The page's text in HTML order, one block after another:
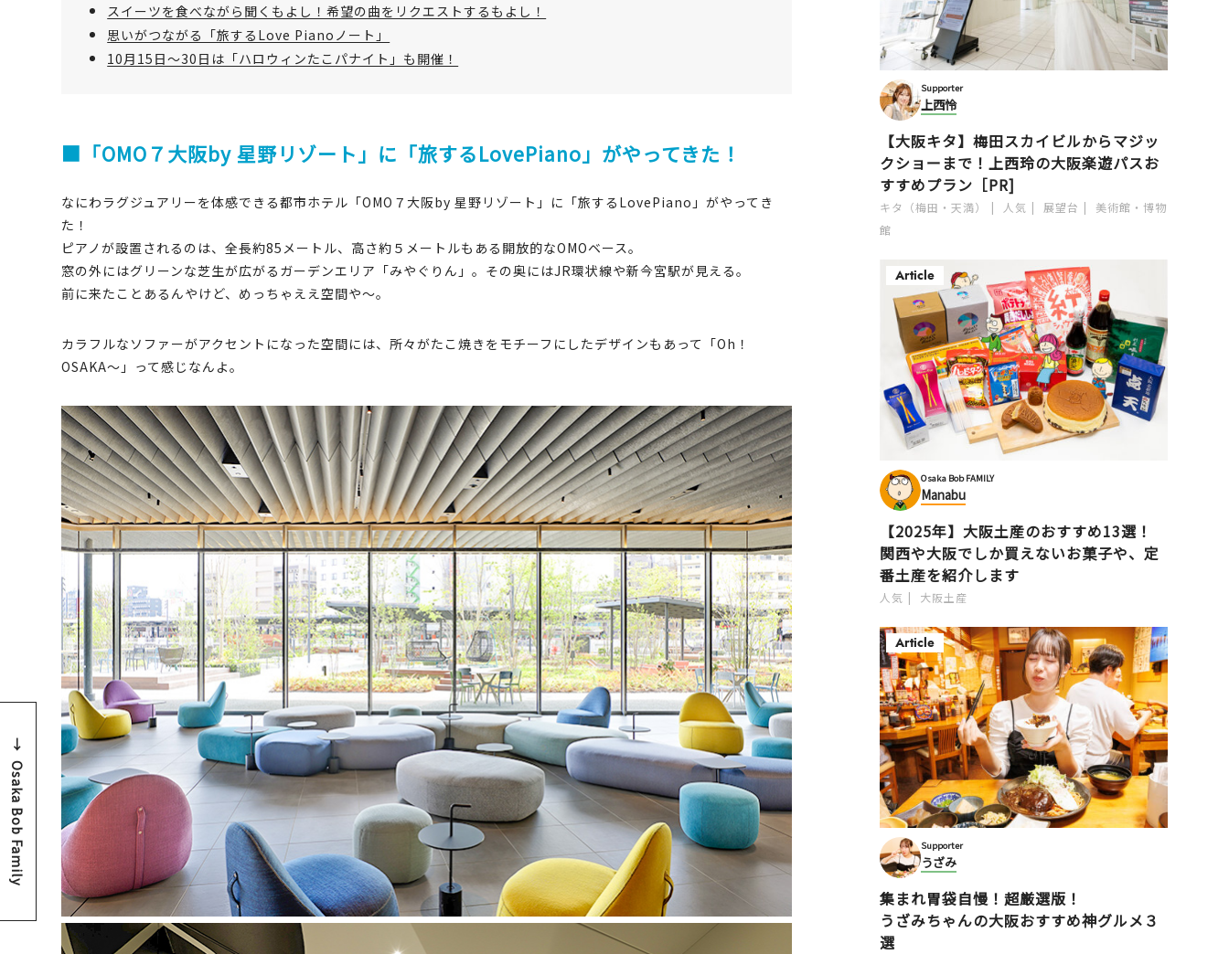
Osaka Bob Family
スイーツを食べながら聞くもよし！希望の曲をリクエストするもよし！
思いがつながる「旅するLove Pianoノート」
10月15日～30日は「ハロウィンたこパナイト」も開催！
■「OMO７大阪by 星野リゾート」に「旅するLovePiano」がやってきた！
なにわラグジュアリーを体感できる都市ホテル「OMO７大阪by 星野リゾート」に「旅するLovePiano」がやってき
た！
ピアノが設置されるのは、全長約85メートル、高さ約５メートルもある開放的なOMOベース。
窓の外にはグリーンな芝生が広がるガーデンエリア「みやぐりん」。その奥にはJR環状線や新今宮駅が見える。
前に来たことあるんやけど、めっちゃええ空間や～。
カラフルなソファーがアクセントになった空間には、所々がたこ焼きをモチーフにしたデザインもあって「Oh！
OSAKA～」って感じなんよ。
Supporter
上西怜
【大阪キタ】梅田スカイビルからマジッ
クショーまで！上西玲の大阪楽遊パスお
すすめプラン［PR]
キタ（梅田・天満） 人気 展望台
美術館・博物
館
Article
Osaka Bob FAMILY
Manabu
【2025年】大阪土産のおすすめ13選！
関西や大阪でしか買えないお菓子や、定
番土産を紹介します
人気 大阪土産
Article
Supporter
うざみ
集まれ胃袋自慢！超厳選版！
うざみちゃんの大阪おすすめ神グルメ３
選